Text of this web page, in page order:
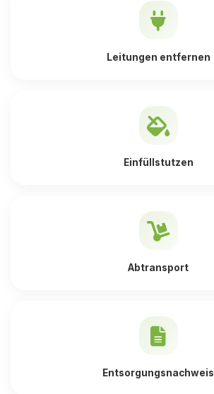
Leitungen entfernen
Einfüllstutzen
Abtransport
Entsorgungsnachweis